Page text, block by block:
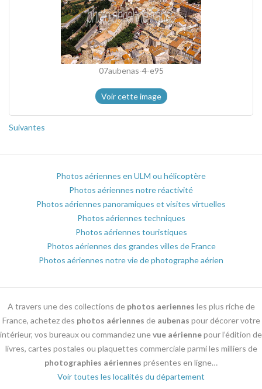
07aubenas-4-e95
Voir cette image
Suivantes
Photos aériennes en ULM ou hélicoptère
Photos aériennes notre réactivité
Photos aériennes panoramiques et visites virtuelles
Photos aériennes techniques
Photos aériennes touristiques
Photos aériennes des grandes villes de France
Photos aériennes notre vie de photographe aérien
A travers une des collections de photos aeriennes les plus riche de
France, achetez des photos aériennes de aubenas pour décorer votre
intérieur, vos bureaux ou commandez unevue aériennepour l’édition de
livres, cartes postales ou plaquettes commerciale parmi les milliers de
photographies aériennes présentes en ligne…
Voir toutes les localités du département